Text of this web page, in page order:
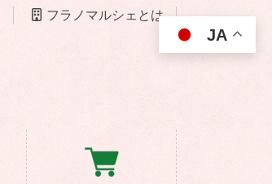
フラノマルシェとは
JA